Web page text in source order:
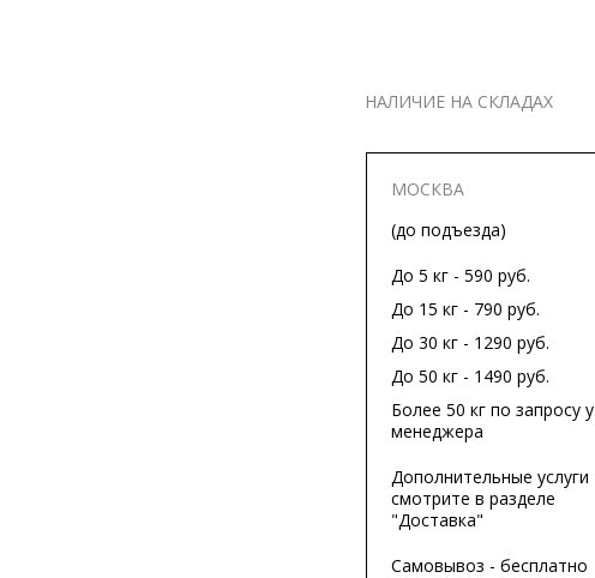
НАЛИЧИЕ НА СКЛАДАХ
МОСКВА
(до подъезда)
До 5 кг - 590 руб.
До 15 кг - 790 руб.
До 30 кг - 1290 руб.
До 50 кг - 1490 руб.
Более 50 кг по запросу у
менеджера
Дополнительные услуги
смотрите в разделе
"Доставка"
Самовывоз - бесплатно